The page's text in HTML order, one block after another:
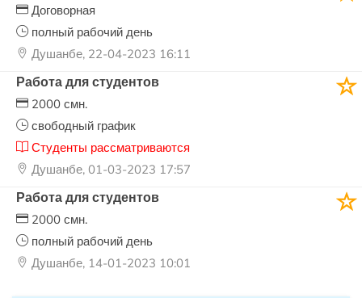
Договорная
полный рабочий день
Душанбе, 22-04-2023 16:11
Работа для студентов
2000 смн.
свободный график
Студенты рассматриваются
Душанбе, 01-03-2023 17:57
Работа для студентов
2000 смн.
полный рабочий день
Душанбе, 14-01-2023 10:01